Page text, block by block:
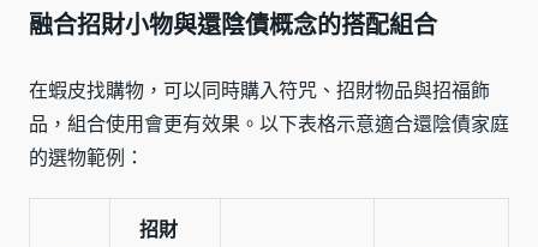
融合招財小物與還陰債概念的搭配組合
在蝦皮找購物，可以同時購入符咒、招財物品與招福飾
品，組合使用會更有效果。以下表格示意適合還陰債家庭
的選物範例：
招財